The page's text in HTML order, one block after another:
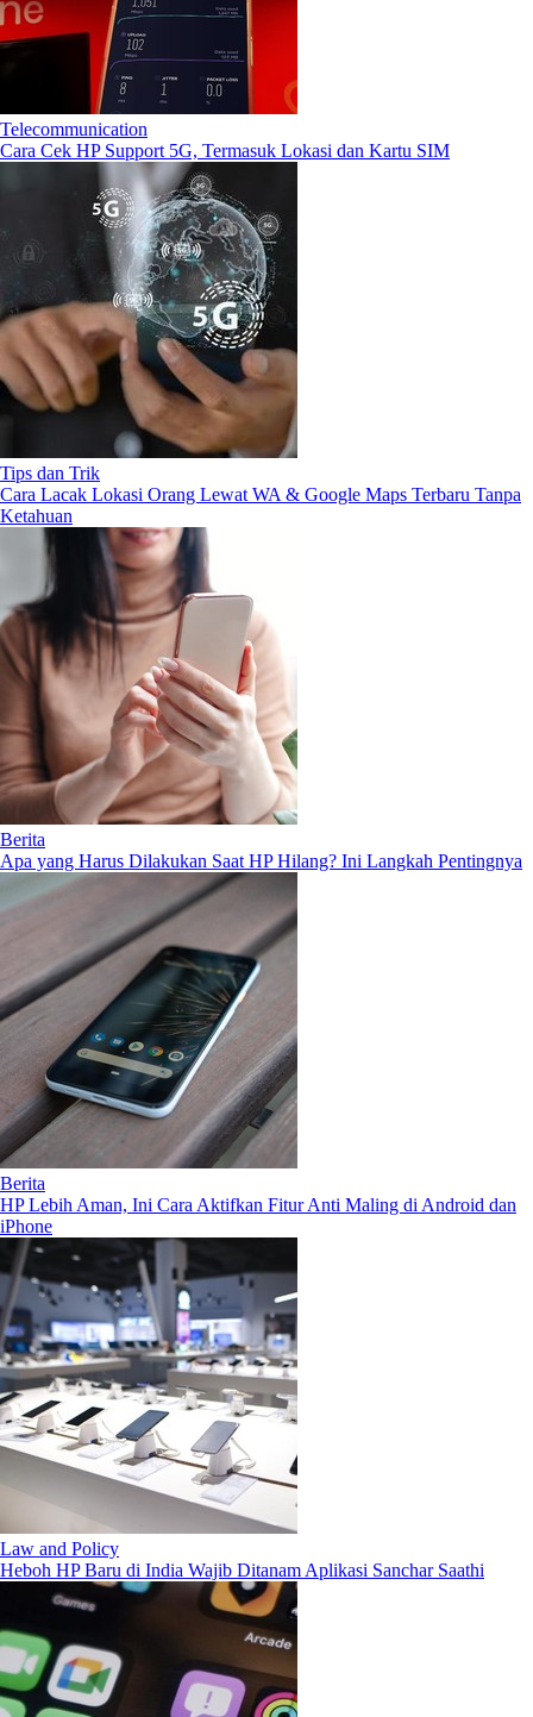
Telecommunication
Cara Cek HP Support 5G, Termasuk Lokasi dan Kartu SIM
Tips dan Trik
Cara Lacak Lokasi Orang Lewat WA & Google Maps Terbaru Tanpa
Ketahuan
Berita
Apa yang Harus Dilakukan Saat HP Hilang? Ini Langkah Pentingnya
Berita
HP Lebih Aman, Ini Cara Aktifkan Fitur Anti Maling di Android dan
iPhone
Law and Policy
Heboh HP Baru di India Wajib Ditanam Aplikasi Sanchar Saathi